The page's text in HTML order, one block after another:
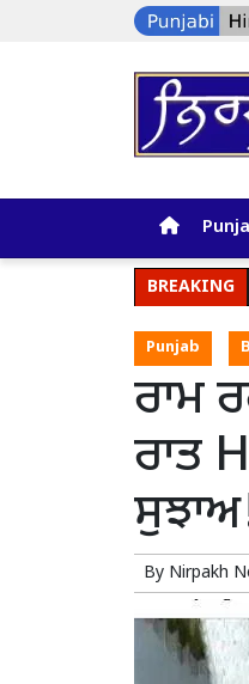
BREAKING
Punjab
ਰਾਮ
ਰਾਤ
By Nirpakh